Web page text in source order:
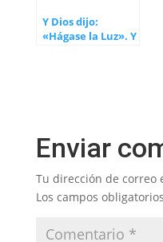
Y Dios dijo:
«Hágase la Luz». Y
Enviar
Tu dirección de correo
Los campos